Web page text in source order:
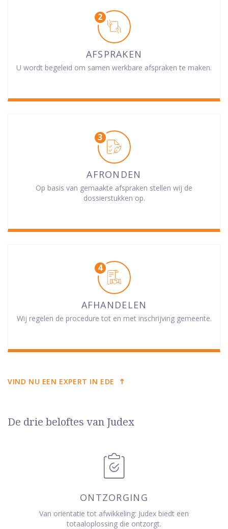
AFSPRAKEN
U wordt begeleid om samen werkbare afspraken te maken.
AFRONDEN
Op basis van gemaakte afspraken stellen wij de
dossierstukken op.
AFHANDELEN
Wij regelen de procedure tot en met inschrijving gemeente.
VIND NU EEN EXPERT IN EDE
De drie beloftes van Judex
ONTZORGING
Van oriëntatie tot afwikkeling: Judex biedt een
totaaloplossing die ontzorgt.